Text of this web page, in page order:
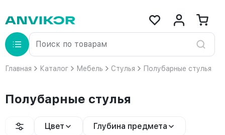
Главная Каталог Мебель Стулья Полубарные стулья
Полубарные стулья
Цвет Глубина предмета